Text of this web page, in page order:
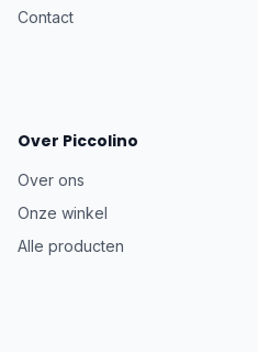
Contact
Over Piccolino
Over ons
Onze winkel
Alle producten